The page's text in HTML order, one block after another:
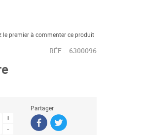
le premier à commenter ce produit
RÉF : 6300096
+
-
Partager